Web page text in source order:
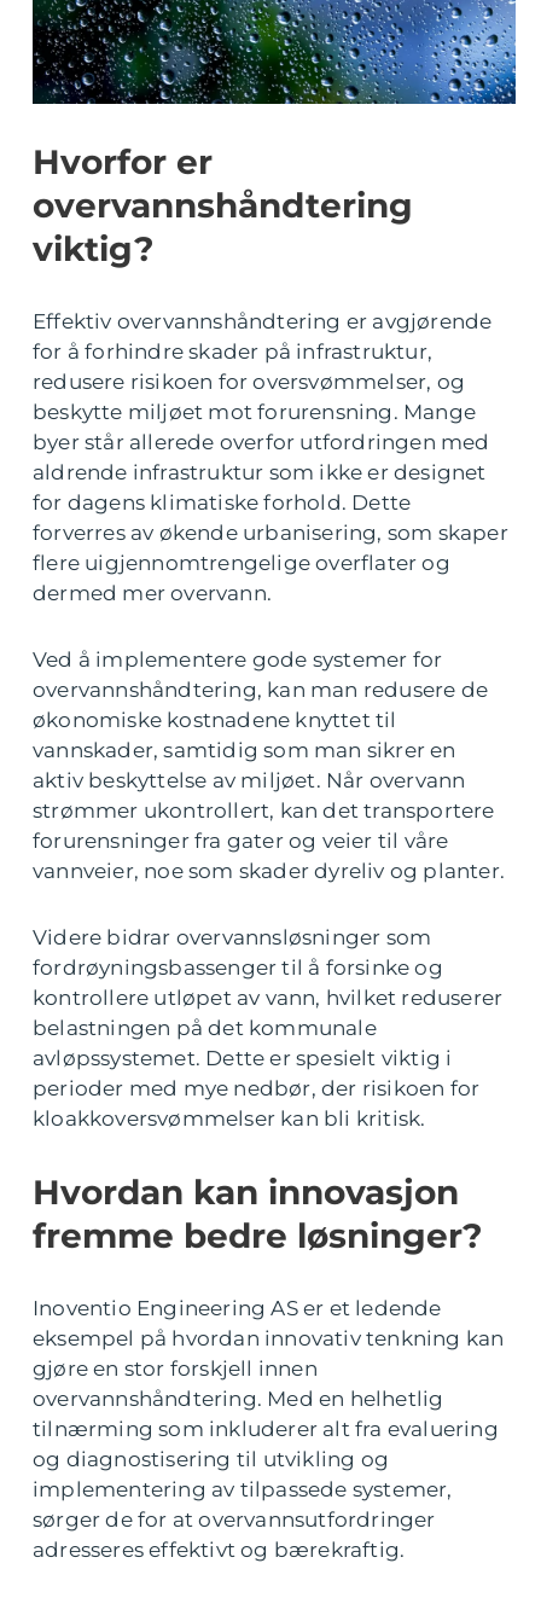
Hvorfor er
overvannshåndtering
viktig?
Effektiv overvannshåndtering er avgjørende
for å forhindre skader på infrastruktur,
redusere risikoen for oversvømmelser, og
beskytte miljøet mot forurensning. Mange
byer står allerede overfor utfordringen med
aldrende infrastruktur som ikke er designet
for dagens klimatiske forhold. Dette
forverres av økende urbanisering, som skaper
flere uigjennomtrengelige overflater og
dermed mer overvann.
Ved å implementere gode systemer for
overvannshåndtering, kan man redusere de
økonomiske kostnadene knyttet til
vannskader, samtidig som man sikrer en
aktiv beskyttelse av miljøet. Når overvann
strømmer ukontrollert, kan det transportere
forurensninger fra gater og veier til våre
vannveier, noe som skader dyreliv og planter.
Videre bidrar overvannsløsninger som
fordrøyningsbassenger til å forsinke og
kontrollere utløpet av vann, hvilket reduserer
belastningen på det kommunale
avløpssystemet. Dette er spesielt viktig i
perioder med mye nedbør, der risikoen for
kloakkoversvømmelser kan bli kritisk.
Hvordan kan innovasjon
fremme bedre løsninger?
Inoventio Engineering AS er et ledende
eksempel på hvordan innovativ tenkning kan
gjøre en stor forskjell innen
overvannshåndtering. Med en helhetlig
tilnærming som inkluderer alt fra evaluering
og diagnostisering til utvikling og
implementering av tilpassede systemer,
sørger de for at overvannsutfordringer
adresseres effektivt og bærekraftig.